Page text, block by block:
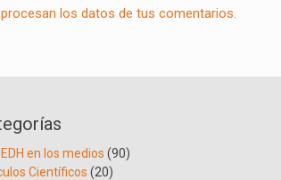
los datos de tus comentarios.
en los medios (90)
Científicos (20)